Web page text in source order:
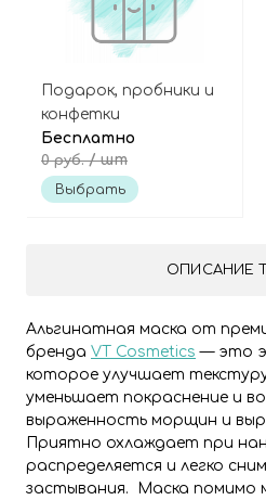
Подарок, пробники и
конфетки
Бесплатно
0 руб./ шт
Выбрать
ОПИСАНИЕ
Альгинатная маска от
бренда VT Cosmetics — это
которое улучшает
уменьшает покраснение и
выраженность морщин и
Приятно охлаждает при
распределяется и легко
застывания. Маска помимо